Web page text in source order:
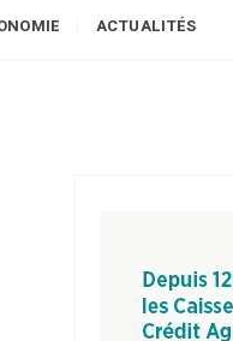
ACTUALITÉS